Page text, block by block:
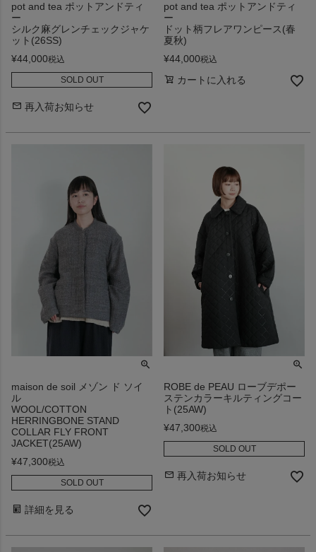
pot and tea ポットアンドティ
ー
シルク麻グレンチェックジャケ
ット(26SS)
¥44,000税込
SOLD OUT
再入荷お知らせ
pot and tea ポットアンドティ
ー
ドット柄フレアワンピース(春
夏秋)
¥44,000税込
カートに入れる
maison de soil メゾン ド ソイ
ル
WOOL/COTTON
HERRINGBONE STAND
COLLAR FLY FRONT
JACKET(25AW)
¥47,300税込
SOLD OUT
詳細を見る
ROBE de PEAU ローブデポー
ステンカラーキルティングコー
ト(25AW)
¥47,300税込
SOLD OUT
再入荷お知らせ